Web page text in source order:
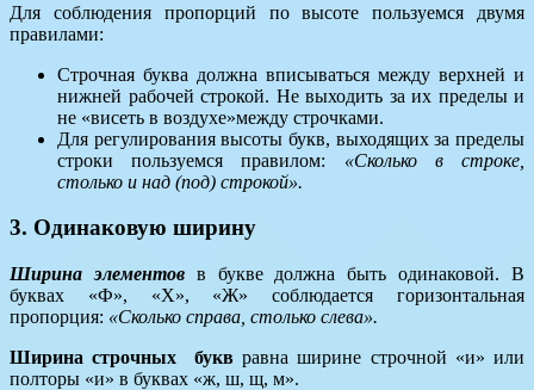
Для соблюдения пропорций по высоте пользуемся двумя
правилами:
Строчная буква должна вписываться между верхней и
нижней рабочей строкой. Не выходить за их пределы и
не «висеть в воздухе»между строчками.
Для регулирования высоты букв, выходящих за пределы
строки пользуемся правилом: «Сколько в строке,
столько и над (под) строкой».
3. Одинаковую ширину
Ширина элементов в букве должна быть одинаковой. В
буквах «Ф», «Х», «Ж» соблюдается горизонтальная
пропорция: «Сколько справа, столько слева».
Ширина строчных буквравна ширине строчной «и» или
полторы «и» в буквах «ж, ш, щ, м».